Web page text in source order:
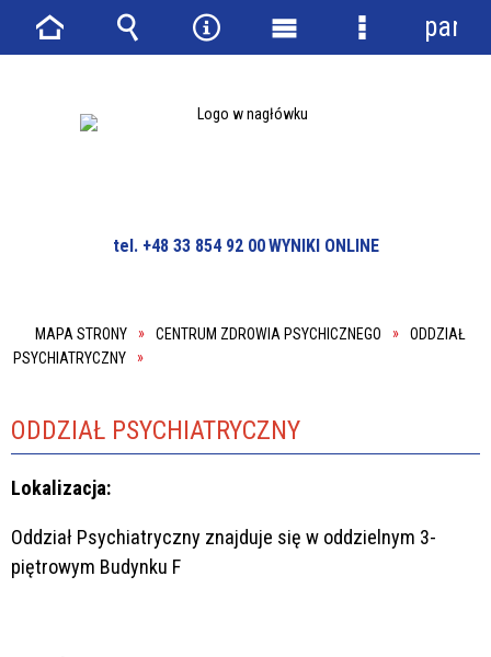
tel. +48 33 854 92 00WYNIKI ONLINE
MAPA STRONY CENTRUM ZDROWIA PSYCHICZNEGO
ODDZIAŁ
PSYCHIATRYCZNY
ODDZIAŁ PSYCHIATRYCZNY
Lokalizacja:
Oddział Psychiatryczny znajduje się w oddzielnym 3-
piętrowym Budynku F
StronaWyszukiwarka
Narzędzia
Menu Menu
panel